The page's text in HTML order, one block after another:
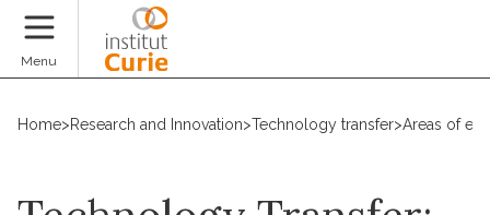
Menu
Home>Research and Innovation>Technology transfer>Areas of